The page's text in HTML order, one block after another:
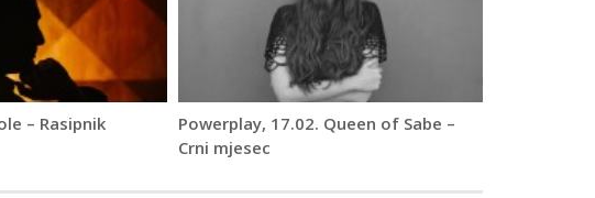
– Rasipnik
Powerplay, 17.02. Queen of Sabe –
Crni mjesec